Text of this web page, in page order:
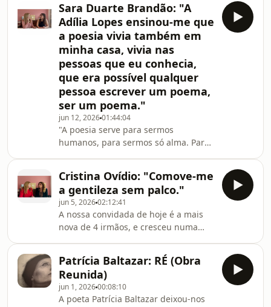
43 anos. Chama-se Fantasmas, Um
Livro de Memórias, tem tradução de
Tânia Ganho e edição Dom Quixote.Ao
lê-lo, acompanhamos um processo de
luto, mas também um trabalho de
memória, reflexões, cartas trocadas
entre ambos, a doença de Paul Auster,
as cartas que o
Sara Duarte Brandão: "A
Adília Lopes ensinou-me que
a poesia vivia também em
minha casa, vivia nas
pessoas que eu conhecia,
que era possível qualquer
pessoa escrever um poema,
ser um poema."
jun 12, 202601:44:04
"A poesia serve para sermos
humanos, para sermos só alma. Para
eu sou, eu não responder com aquilo
que eu estudei e aquilo que eu faço,
mas responder comos sussurros das
montanhas."Sara Duarte Brandão
nasceu no Porto. em 1997. Licenciada
em Design de Comunicação e Mestre
em Estudos Literários, Culturais e
Interartes, é Facilitador
Cristina Ovídio: "Comove-me
a gentileza sem palco."
jun 5, 202602:12:41
A nossa convidada de hoje é a mais
nova de 4 irmãos, e cresceu numa
conversas sobre ciência, brincadeiras
de fazer haikus com o pai, dar
explicações a crianças desfavorecidas
para aprender a solidariedade,
pertencer a um clube de aventuras a
Patrícia Baltazar: RÉ (Obra
Reunida)
jun 1, 202600:08:10
A poeta Patrícia Baltazar deixou-nos